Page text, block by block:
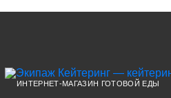
ИНТЕРНЕТ-МАГАЗИН ГОТОВОЙ ЕДЫ